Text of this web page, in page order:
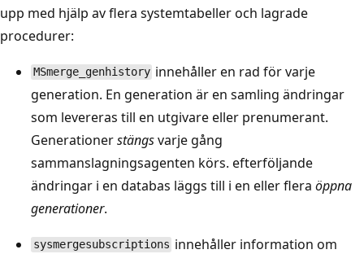
upp med hjälp av flera systemtabeller och lagrade
procedurer:
MSmerge_genhistory innehåller en rad för varje
generation. En generation är en samling ändringar
som levereras till en utgivare eller prenumerant.
Generationerstängsvarje gång
sammanslagningsagenten körs. efterföljande
ändringar i en databas läggs till i en eller flera öppna
generationer.
sysmergesubscriptions innehåller information om